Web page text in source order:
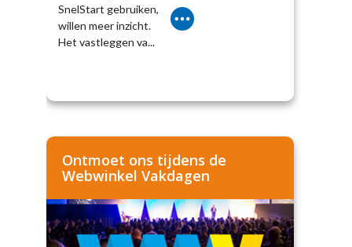
SnelStart gebruiken,
willen meer inzicht.
Het vastleggen va...
Ontmoet ons tijdens de
Webwinkel Vakdagen